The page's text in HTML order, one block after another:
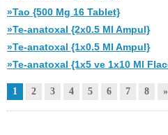
»Tao {500 Mg 16 Tablet}
»Te-anatoxal {2x0.5 Ml Ampul}
»Te-anatoxal {1x0.5 Ml Ampul}
»Te-anatoxal {1x5 ve 1x10 Ml
1 2 3 4 5 6 7 8 »